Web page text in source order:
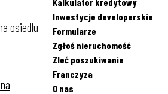
Inwestycje developerskie
Formularze
Zgłoś nieruchomość
Zleć poszukiwanie
Franczyza
O nas
osiedlu